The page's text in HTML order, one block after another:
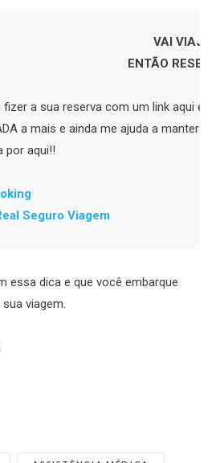
VAI
ENTÃO
fizer a sua reserva com um link aqui
a mais e ainda me ajuda a manter o
por aqui!!
Seguro Viagem
essa dica e que você embarque
viagem.